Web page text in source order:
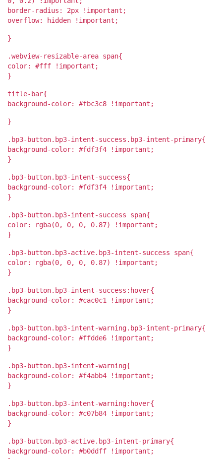
border-radius: 2px !important;
overflow: hidden !important;
}
.webview-resizable-area span{
color: #fff !important;
}
title-bar{
background-color: #fbc3c8 !important;
}
.bp3-button.bp3-intent-success.bp3-intent-primary{
background-color: #fdf3f4 !important;
}
.bp3-button.bp3-intent-success{
background-color: #fdf3f4 !important;
}
.bp3-button.bp3-intent-success span{
color: rgba(0, 0, 0, 0.87) !important;
}
.bp3-button.bp3-active.bp3-intent-success span{
color: rgba(0, 0, 0, 0.87) !important;
}
.bp3-button.bp3-intent-success:hover{
background-color: #cac0c1 !important;
}
.bp3-button.bp3-intent-warning.bp3-intent-primary{
background-color: #ffdde6 !important;
}
.bp3-button.bp3-intent-warning{
background-color: #f4abb4 !important;
}
.bp3-button.bp3-intent-warning:hover{
background-color: #c07b84 !important;
}
.bp3-button.bp3-active.bp3-intent-primary{
background-color: #b0ddff !important;